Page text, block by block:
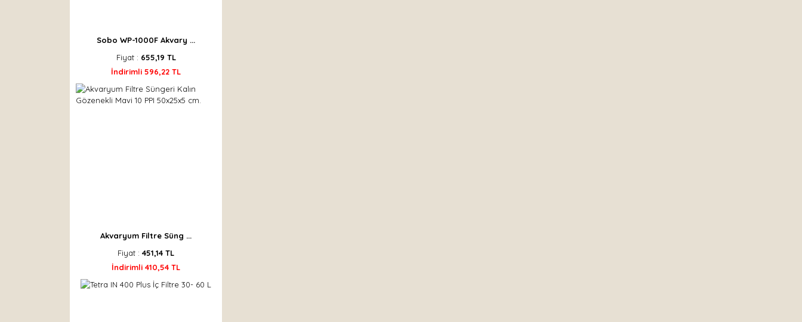
Sobo WP-1000F Akvary ...
Fiyat : 655,19 TL
İndirimli 596,22 TL
Akvaryum Filtre Süng ...
Fiyat : 451,14 TL
İndirimli 410,54 TL